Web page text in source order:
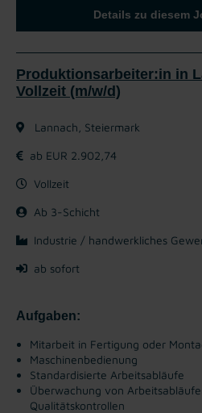
Details zu diesem
Produktionsarbeiter:in in
Vollzeit (m/w/d)
Lannach, Steiermark
ab EUR 2.902,74
Vollzeit
Ab 3-Schicht
Industrie / handwerkliches
ab sofort
Aufgaben:
Mitarbeit in Fertigung oder
Maschinenbedienung
Standardisierte Arbeitsabläufe
Überwachung von
Qualitätskontrollen